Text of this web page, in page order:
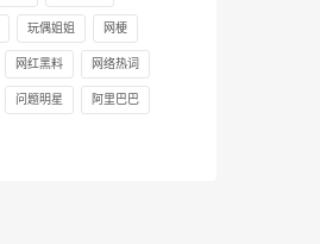
玩偶姐姐 网梗
网红黑料 网络热词
问题明星 阿里巴巴